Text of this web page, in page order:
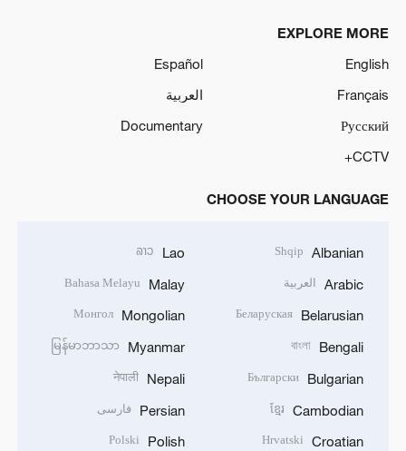
EXPLORE MORE
English
Español
Français
العربية
Русский
Documentary
CCTV+
CHOOSE YOUR LANGUAGE
Albanian
Shqip
Arabic العربية
Belarusian
Беларуская
Bengali
বাংলা
Bulgarian
Български
Cambodian
ខ្មែរ
Croatian
Hrvatski
Lao
ລາວ
Malay
Bahasa Melayu
Mongolian
Монгол
Myanmar
မြန်မာဘာသာ
Nepali
नेपाली
Persian فارسی
Polish
Polski